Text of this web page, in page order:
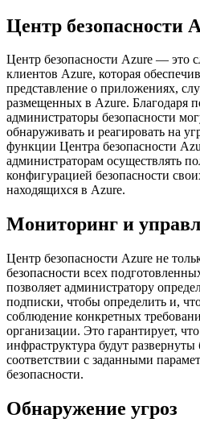
Центр безопасности
Центр безопасности Azure — это
клиентов Azure, которая
представление о приложениях,
размещенных в Azure. Благодаря
администраторы безопасности
обнаруживать и реагировать на
функции Центра безопасности
администраторам осуществлять
конфигурацией безопасности
находящихся в Azure.
Мониторинг и
Центр безопасности Azure не
безопасности всех
позволяет администратору
подписки, чтобы определить и,
соблюдение конкретных
организации. Это гарантирует,
инфраструктура будут
соответствии с заданными
безопасности.
Обнаружение угроз